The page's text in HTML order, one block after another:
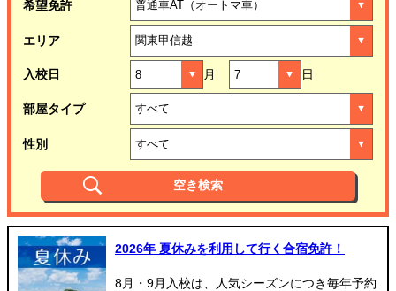
希望免許
エリア
入校日 月 日
部屋タイプ
性別
2026年 夏休みを利用して行く合宿免許！
8月・9月入校は、人気シーズンにつき毎年予約